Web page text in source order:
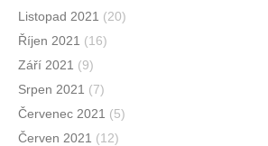
Listopad 2021 (20)
Říjen 2021 (16)
Září 2021 (9)
Srpen 2021 (7)
Červenec 2021 (5)
Červen 2021 (12)